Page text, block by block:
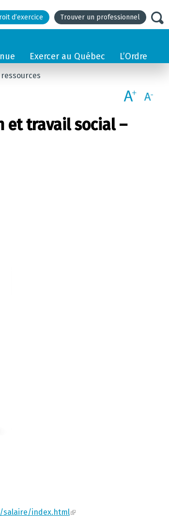
d’exercice Trouver un professionnel
Exercer au Québec L’Ordre
et travail social –
salaire/index.html